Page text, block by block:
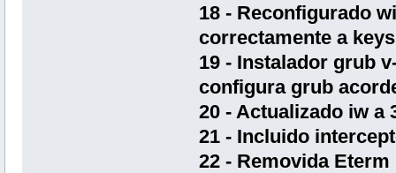
18 - Reconfigurado
correctamente a keys
19 - Instalador grub
configura grub
20 - Actualizado iw a
21 - Incluido
22 - Removida Eterm